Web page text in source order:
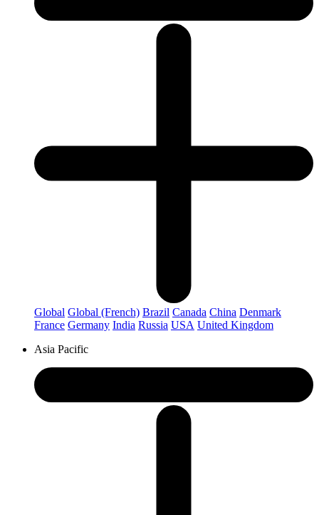
Global Global (French) Brazil Canada China Denmark
France Germany India Russia USA United Kingdom
Asia Pacific